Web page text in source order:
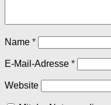
Name *
E-Mail-Adresse *
Website